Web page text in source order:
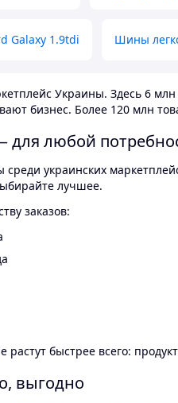
Galaxy 1.9tdi Шины
Украины. Здесь 6
бизнес. Более 120 млн
любой
украинских
лучшее.
заказов:
растут быстрее всего:
выгодно